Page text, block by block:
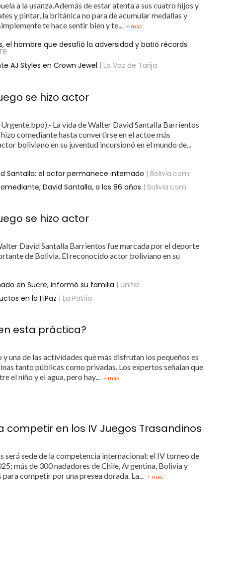
a la usanza.Además de estar atenta a sus cuatro hijos y
y pintar, la británica no para de acumular medallas y
te hace sentir bien y te... + más
el hombre que desafió la adversidad y batió récords
AJ Styles en Crown Jewel | La Voz de Tarija
se hizo actor
La vida de Walter David Santalla Barrientos
comediante hasta convertirse en el actoe más
boliviano en su juventud incursionó en el mundo de...
Santalla: el actor permanece internado | Bolivia.com
David Santalla, a los 86 años | Bolivia.com
se hizo actor
David Santalla Barrientos fue marcada por el deporte
de Bolivia. El reconocido actor boliviano en su
en Sucre, informó su familia | Unitel
en la FiPaz | La Patria
esta práctica?
una de las actividades que más disfrutan los pequeños es
tanto públicas como privadas. Los expertos señalan que
el niño y el agua, pero hay... + más
competir en los IV Juegos Trasandinos
será sede de la competencia internacional; el IV torneo de
más de 300 nadadores de Chile, Argentina, Bolivia y
competir por una presea dorada. La...
+ más